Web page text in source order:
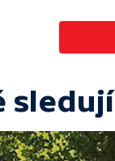
sledují